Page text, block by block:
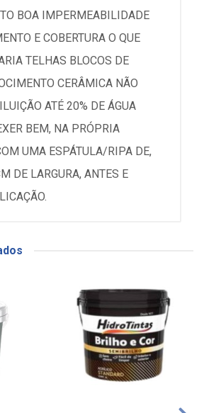
BOA IMPERMEABILIDADE
E COBERTURA O QUE
TELHAS BLOCOS DE
CERÂMICA NÃO
ATÉ 20% DE ÁGUA
BEM, NA PRÓPRIA
UMA ESPÁTULA/RIPA DE,
DE LARGURA, ANTES E